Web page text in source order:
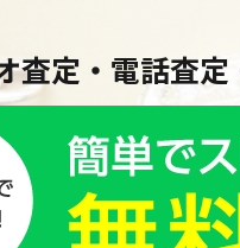
査定・電話査